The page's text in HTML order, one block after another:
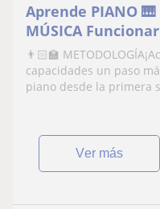
Aprende PIANO 🎹
MÚSICA
Concertista
con experiencia y
doy solfeo,
👨🏻‍🏫
capacidades un paso
piano desde la primera
ver más